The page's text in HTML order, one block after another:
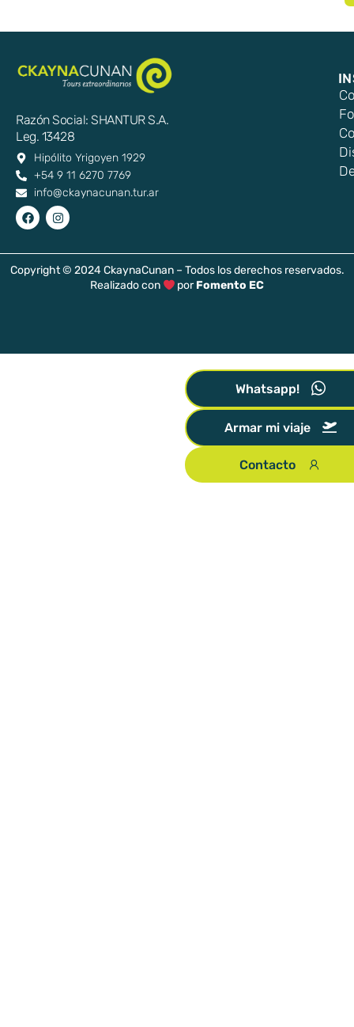
Razón Social: SHANTUR S.A.
Leg. 13428
Hipólito Yrigoyen 1929
+54 9 11 6270 7769
info@ckaynacunan.tur.ar
Copyright © 2024 CkaynaCunan – Todos los derechos reservados.
Realizado con
por Fomento EC
Whatsapp!
Armar mi viaje
Contacto